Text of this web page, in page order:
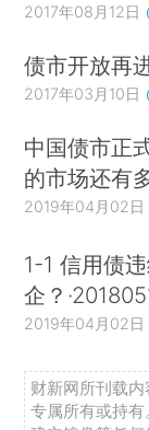
2017年08月12日
债市开放再
2017年03月10日
中国债市正
的市场还有
2019年04月02日
1-1 信用债
企？
2019年04月02日
财新网所刊载
专属所有或持